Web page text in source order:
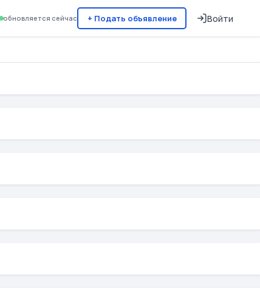
обновляется сейчас + Подать объявление Войти